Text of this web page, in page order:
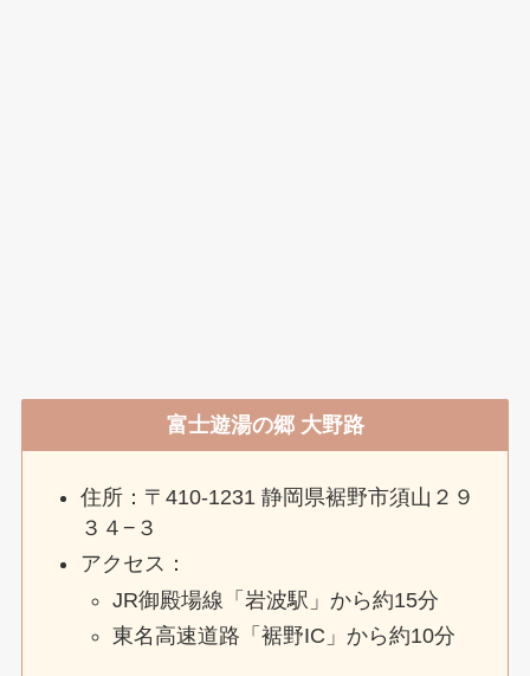
富士遊湯の郷 大野路
住所：〒410-1231 静岡県裾野市須山２９
３４−３
アクセス：
JR御殿場線「岩波駅」から約15分
東名高速道路「裾野IC」から約10分